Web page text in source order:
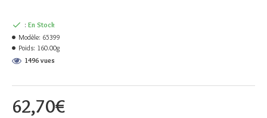
62,70€
: En Stock
Modèle: 65399
Poids: 160.00g
1496 vues